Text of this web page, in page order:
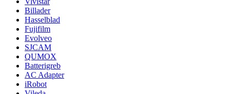
Billader
Hasselblad
Fujifilm
Evolveo
SJCAM
QUMOX
Batterigreb
AC Adapter
iRobot